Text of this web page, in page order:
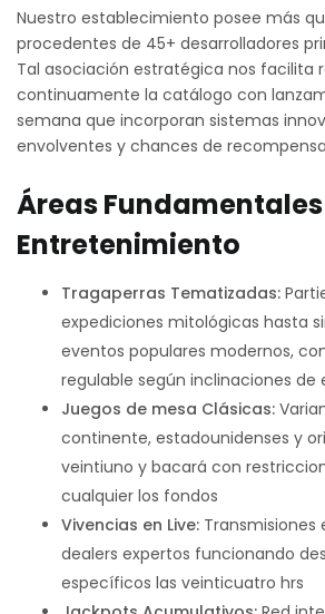
Nuestro establecimiento posee más
procedentes de 45+ desarrolladores
Tal asociación estratégica nos facilita
continuamente la catálogo con
semana que incorporan sistemas
envolventes y chances de
Áreas
Entretenimiento
Tragaperras Tematizadas:
expediciones mitológicas hasta
eventos populares modernos,
regulable según inclinaciones de
Juegos de mesa Clásicas:
continente, estadounidenses y
veintiuno y bacará con
cualquier los fondos
Vivencias en Live: Transmisiones
dealers expertos funcionando
específicos las veinticuatro hrs